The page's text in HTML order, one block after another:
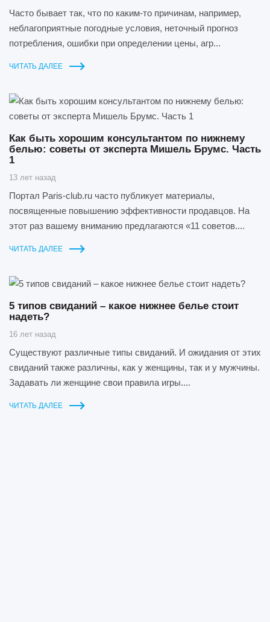
Часто бывает так, что по каким-то причинам, например,
неблагоприятные погодные условия, неточный прогноз
потребления, ошибки при определении цены, агр...
ЧИТАТЬ ДАЛЕЕ
Как быть хорошим консультантом по нижнему
белью: советы от эксперта Мишель Брумс. Часть
1
13 лет назад
Портал Paris-club.ru часто публикует материалы,
посвященные повышению эффективности продавцов. На
этот раз вашему вниманию предлагаются «11 советов....
ЧИТАТЬ ДАЛЕЕ
5 типов свиданий – какое нижнее белье стоит
надеть?
16 лет назад
Существуют различные типы свиданий. И ожидания от этих
свиданий также различны, как у женщины, так и у мужчины.
Задавать ли женщине свои правила игры....
ЧИТАТЬ ДАЛЕЕ